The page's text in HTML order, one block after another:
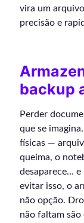
vira um
precisão e
backup
Perder
que se
físicas —
queima, o
desaparece… e
evitar isso, o
não opção.
não faltam